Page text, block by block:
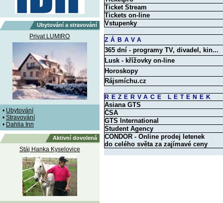
Ubytování a stravování
Privat LUMIRO
• Ubytování
• Stravování
• Dahlia Inn
Aktivní dovolená
Stáj Hanka Kyselovice
Ticket Stream
Tickets on-line
Vstupenky
ZÁBAVA
365 dní - programy TV, divadel, kin...
Lusk - křížovky on-line
Horoskopy
Rájsmíchu.cz
REZERVACE LETENEK
Asiana GTS
ČSA
GTS International
Student Agency
CONDOR - Online prodej letenek
do celého světa za zajímavé ceny